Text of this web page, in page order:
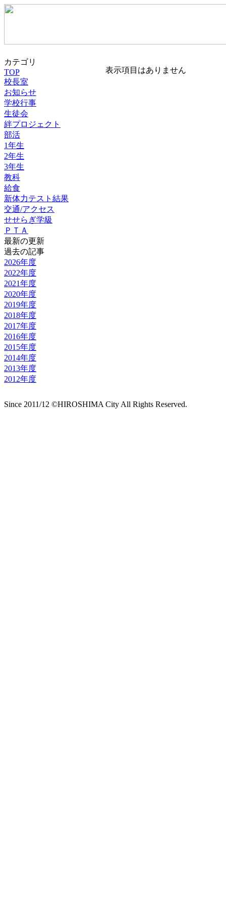
カテゴリ
TOP
校長室
お知らせ
学校行事
生徒会
絆プロジェクト
部活
1年生
2年生
3年生
教科
給食
新体力テスト結果
交通/アクセス
せせらぎ学級
ＰＴＡ
最新の更新
過去の記事
2026年度
2022年度
2021年度
2020年度
2019年度
2018年度
2017年度
2016年度
2015年度
2014年度
2013年度
2012年度
表示項目はありません
Since 2011/12 ©HIROSHIMA City All Rights Reserved.